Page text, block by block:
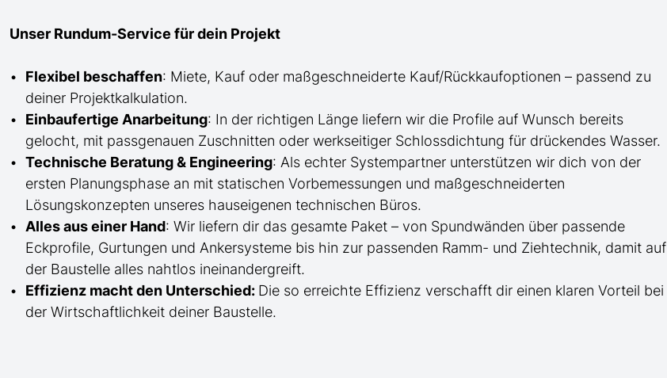
Unser Rundum-Service für dein Projekt
Flexibel beschaffen: Miete, Kauf oder maßgeschneiderte Kauf/Rückkaufoptionen – passend zu
deiner Projektkalkulation.
Einbaufertige Anarbeitung: In der richtigen Länge liefern wir die Profile auf Wunsch bereits
gelocht, mit passgenauen Zuschnitten oder werkseitiger Schlossdichtung für drückendes Wasser.
Technische Beratung & Engineering: Als echter Systempartner unterstützen wir dich von der
ersten Planungsphase an mit statischen Vorbemessungen und maßgeschneiderten
Lösungskonzepten unseres hauseigenen technischen Büros.
Alles aus einer Hand: Wir liefern dir das gesamte Paket – von Spundwänden über passende
Eckprofile, Gurtungen und Ankersysteme bis hin zur passenden Ramm- und Ziehtechnik, damit auf
der Baustelle alles nahtlos ineinandergreift.
Effizienz macht den Unterschied: Die so erreichte Effizienz verschafft dir einen klaren Vorteil bei
der Wirtschaftlichkeit deiner Baustelle.